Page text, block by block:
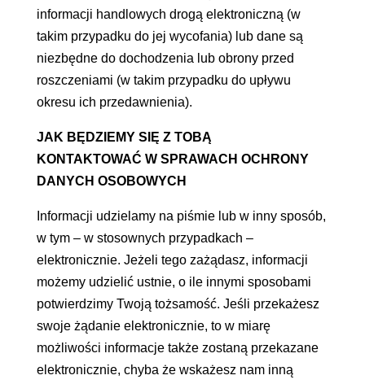
informacji handlowych drogą elektroniczną (w
takim przypadku do jej wycofania) lub dane są
niezbędne do dochodzenia lub obrony przed
roszczeniami (w takim przypadku do upływu
okresu ich przedawnienia).
JAK BĘDZIEMY SIĘ Z TOBĄ
KONTAKTOWAĆ W SPRAWACH OCHRONY
DANYCH OSOBOWYCH
Informacji udzielamy na piśmie lub w inny sposób,
w tym – w stosownych przypadkach –
elektronicznie. Jeżeli tego zażądasz, informacji
możemy udzielić ustnie, o ile innymi sposobami
potwierdzimy Twoją tożsamość. Jeśli przekażesz
swoje żądanie elektronicznie, to w miarę
możliwości informacje także zostaną przekazane
elektronicznie, chyba że wskażesz nam inną